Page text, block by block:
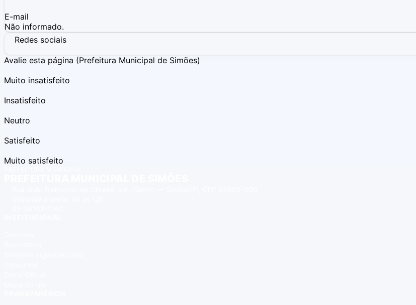
E-mail
Não informado.
Redes sociais
Avalie esta página (Prefeitura Municipal de Simões)
Muito insatisfeito
Insatisfeito
Neutro
Satisfeito
Muito satisfeito